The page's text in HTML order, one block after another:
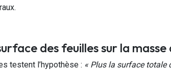
des feuilles sur la masse
testent l’hypothèse : « Plus la surface totale